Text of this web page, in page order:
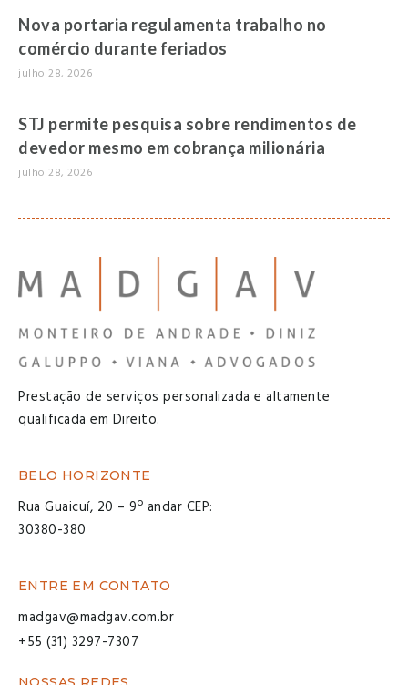
Nova portaria regulamenta trabalho no
comércio durante feriados
julho 28, 2026
STJ permite pesquisa sobre rendimentos de
devedor mesmo em cobrança milionária
julho 28, 2026
Prestação de serviços personalizada e altamente
qualificada em Direito.
BELO HORIZONTE
Rua Guaicuí, 20 – 9º andar CEP:
30380-380
ENTRE EM CONTATO
madgav@madgav.com.br
+55 (31) 3297-7307